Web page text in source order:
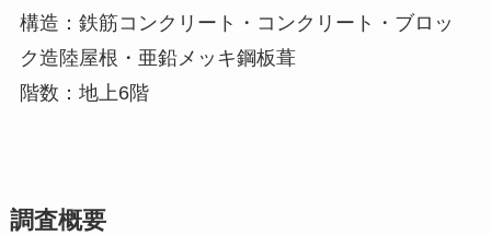
構造：鉄筋コンクリート・コンクリート・ブロッ
ク造陸屋根・亜鉛メッキ鋼板葺
階数：地上6階
調査概要